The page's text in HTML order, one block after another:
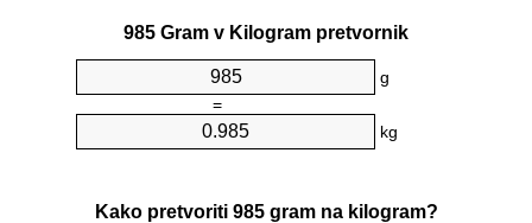
985 Gram v Kilogram pretvornik
g
=
kg
Kako pretvoriti 985 gram na kilogram?